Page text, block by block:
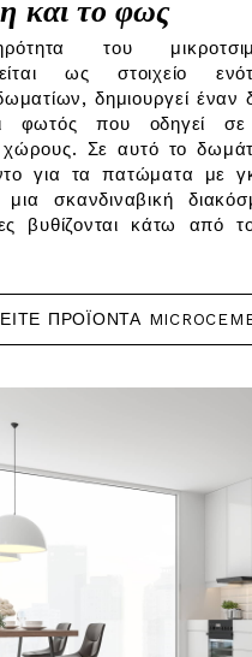
του
ως στοιχείο
δημιουργεί έναν
φωτός που οδηγεί σε
Σε αυτό το
για τα πατώματα με
σκανδιναβική
βυθίζονται κάτω από
ΠΡΟΪΌΝΤΑ